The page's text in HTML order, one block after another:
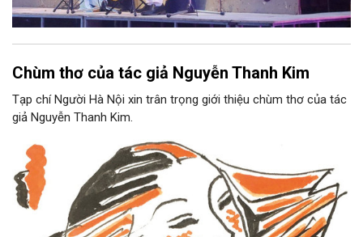
Chùm thơ của tác giả Nguyễn Thanh Kim
Tạp chí Người Hà Nội xin trân trọng giới thiệu chùm thơ của tác
giả Nguyễn Thanh Kim.